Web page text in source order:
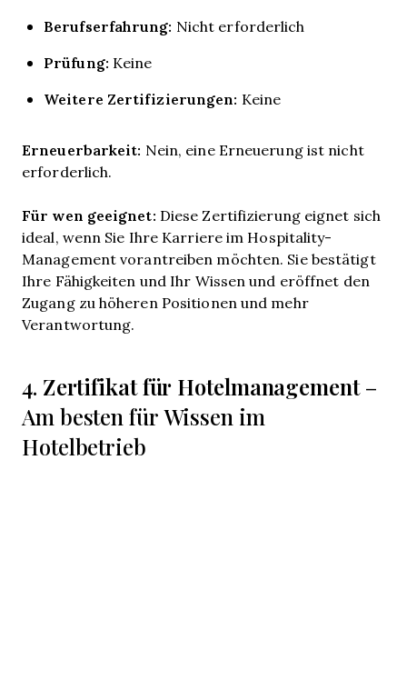
Berufserfahrung: Nicht erforderlich
Prüfung: Keine
Weitere Zertifizierungen: Keine
Erneuerbarkeit: Nein, eine Erneuerung ist nicht
erforderlich.
Für wen geeignet: Diese Zertifizierung eignet sich
ideal, wenn Sie Ihre Karriere im Hospitality-
Management vorantreiben möchten. Sie bestätigt
Ihre Fähigkeiten und Ihr Wissen und eröffnet den
Zugang zu höheren Positionen und mehr
Verantwortung.
4. Zertifikat für Hotelmanagement–
Am besten für Wissen im
Hotelbetrieb